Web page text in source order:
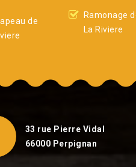
de
Ramonage
La Riviere
33 rue Pierre Vidal
66000 Perpignan